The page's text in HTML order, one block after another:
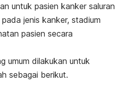
untuk pasien kanker saluran
jenis kanker, stadium
pasien secara
umum dilakukan untuk
sebagai berikut.